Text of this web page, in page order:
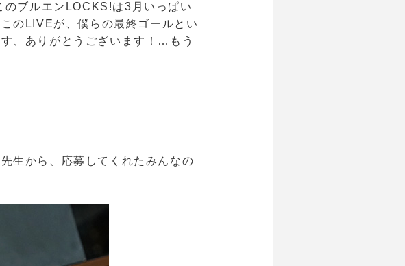
ブルエンLOCKS!は3月いっぱい
のLIVEが、僕らの最終ゴールとい
、ありがとうございます！…もう
生から、応募してくれたみんなの